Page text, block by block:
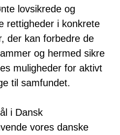
lovsikrede og
rettigheder i konkrete
der kan forbedre de
og hermed sikre
muligheder for aktivt
til samfundet.
i Dansk
vores danske